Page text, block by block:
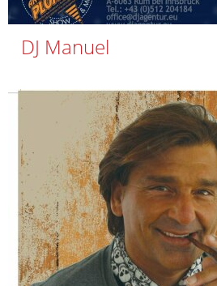
DJ Manuel